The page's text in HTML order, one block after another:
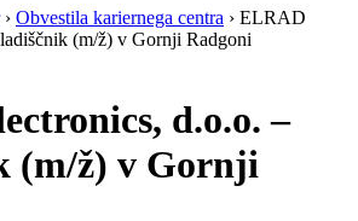
› Obvestila kariernega centra › ELRAD
(m/ž) v Gornji Radgoni
d.o.o. –
(m/ž) v Gornji